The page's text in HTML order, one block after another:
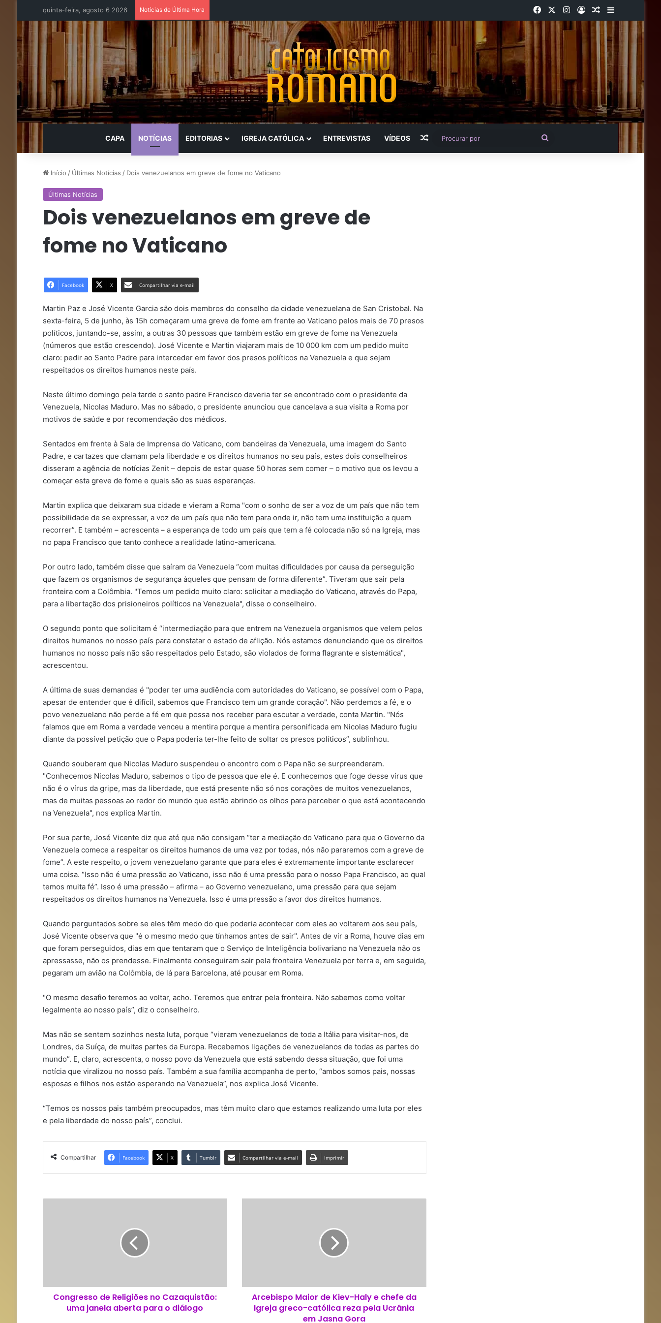
quinta-feira, agosto 6 2026 Notícias de Última Hora FacebookInstagram
EntrarArtigo aleatório
Barra
CAPA NOTÍCIAS EDITORIAS IGREJA CATÓLICA ENTREVISTAS VÍDEOS Artigo aleatório
por
Início / Últimas Notícias / Dois venezuelanos em greve de fome no Vaticano
Últimas Notícias
Dois venezuelanos em greve de
fome no Vaticano
Facebook X Compartilhar via e-mail
Martin Paz e José Vicente Garcia são dois membros do conselho da cidade venezuelana de San Cristobal. Na
sexta-feira, 5 de junho, às 15h começaram uma greve de fome em frente ao Vaticano pelos mais de 70 presos
políticos, juntando-se, assim, a outras 30 pessoas que também estão em greve de fome na Venezuela
(números que estão crescendo). José Vicente e Martin viajaram mais de 10 000 km com um pedido muito
claro: pedir ao Santo Padre para interceder em favor dos presos políticos na Venezuela e que sejam
respeitados os direitos humanos neste país.
Neste último domingo pela tarde o santo padre Francisco deveria ter se encontrado com o presidente da
Venezuela, Nicolas Maduro. Mas no sábado, o presidente anunciou que cancelava a sua visita a Roma por
motivos de saúde e por recomendação dos médicos.
Sentados em frente à Sala de Imprensa do Vaticano, com bandeiras da Venezuela, uma imagem do Santo
Padre, e cartazes que clamam pela liberdade e os direitos humanos no seu país, estes dois conselheiros
disseram a agência de notícias Zenit – depois de estar quase 50 horas sem comer – o motivo que os levou a
começar esta greve de fome e quais são as suas esperanças.
Martin explica que deixaram sua cidade e vieram a Roma "com o sonho de ser a voz de um país que não tem
possibilidade de se expressar, a voz de um país que não tem para onde ir, não tem uma instituição a quem
recorrer”. E também – acrescenta – a esperança de todo um país que tem a fé colocada não só na Igreja, mas
no papa Francisco que tanto conhece a realidade latino-americana.
Por outro lado, também disse que saíram da Venezuela “com muitas dificuldades por causa da perseguição
que fazem os organismos de segurança àqueles que pensam de forma diferente”. Tiveram que sair pela
fronteira com a Colômbia. "Temos um pedido muito claro: solicitar a mediação do Vaticano, através do Papa,
para a libertação dos prisioneiros políticos na Venezuela", disse o conselheiro.
O segundo ponto que solicitam é “intermediação para que entrem na Venezuela organismos que velem pelos
direitos humanos no nosso país para constatar o estado de aflição. Nós estamos denunciando que os direitos
humanos no nosso país não são respeitados pelo Estado, são violados de forma flagrante e sistemática",
acrescentou.
A última de suas demandas é "poder ter uma audiência com autoridades do Vaticano, se possível com o Papa,
apesar de entender que é difícil, sabemos que Francisco tem um grande coração". Não perdemos a fé, e o
povo venezuelano não perde a fé em que possa nos receber para escutar a verdade, conta Martin. "Nós
falamos que em Roma a verdade venceu a mentira porque a mentira personificada em Nicolas Maduro fugiu
diante da possível petição que o Papa poderia ter-lhe feito de soltar os presos políticos”, sublinhou.
Quando souberam que Nicolas Maduro suspendeu o encontro com o Papa não se surpreenderam.
"Conhecemos Nicolas Maduro, sabemos o tipo de pessoa que ele é. E conhecemos que foge desse vírus que
não é o vírus da gripe, mas da liberdade, que está presente não só nos corações de muitos venezuelanos,
mas de muitas pessoas ao redor do mundo que estão abrindo os olhos para perceber o que está acontecendo
na Venezuela", nos explica Martin.
Por sua parte, José Vicente diz que até que não consigam “ter a mediação do Vaticano para que o Governo da
Venezuela comece a respeitar os direitos humanos de uma vez por todas, nós não pararemos com a greve de
fome”. A este respeito, o jovem venezuelano garante que para eles é extremamente importante esclarecer
uma coisa. “Isso não é uma pressão ao Vaticano, isso não é uma pressão para o nosso Papa Francisco, ao qual
temos muita fé”. Isso é uma pressão – afirma – ao Governo venezuelano, uma pressão para que sejam
respeitados os direitos humanos na Venezuela. Isso é uma pressão a favor dos direitos humanos.
Quando perguntados sobre se eles têm medo do que poderia acontecer com eles ao voltarem aos seu país,
José Vicente observa que "é o mesmo medo que tínhamos antes de sair". Antes de vir a Roma, houve dias em
que foram perseguidos, dias em que tentaram que o Serviço de Inteligência bolivariano na Venezuela não os
apressasse, não os prendesse. Finalmente conseguiram sair pela fronteira Venezuela por terra e, em seguida,
pegaram um avião na Colômbia, de lá para Barcelona, ​​até pousar em Roma.
"O mesmo desafio teremos ao voltar, acho. Teremos que entrar pela fronteira. Não sabemos como voltar
legalmente ao nosso país”, diz o conselheiro.
Mas não se sentem sozinhos nesta luta, porque “vieram venezuelanos de toda a Itália para visitar-nos, de
Londres, da Suíça, de muitas partes da Europa. Recebemos ligações de venezuelanos de todas as partes do
mundo”. E, claro, acrescenta, o nosso povo da Venezuela que está sabendo dessa situação, que foi uma
notícia que viralizou no nosso país. Também a sua família acompanha de perto, “ambos somos pais, nossas
esposas e filhos nos estão esperando na Venezuela”, nos explica José Vicente.
“Temos os nossos pais também preocupados, mas têm muito claro que estamos realizando uma luta por eles
e pela liberdade do nosso país”, conclui.
Compartilhar Facebook X Tumblr Compartilhar via e-mail Imprimir
o
Congresso de Religiões no Cazaquistão:
uma janela aberta para o diálogo
o
Arcebispo Maior de Kiev-Haly e chefe da
Igreja greco-católica reza pela Ucrânia
em Jasna Gora